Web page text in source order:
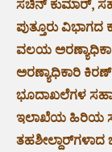
ಸಚಿನ್ ಕುಮಾರ್,
ಪುತ್ತೂರು
ವಲಯ
ಅರಣ್ಯಾಧಿಕಾರಿ
ಭೂದಾಖಲೆಗಳ
ಇಲಾಖೆಯ ಹಿರಿಯ